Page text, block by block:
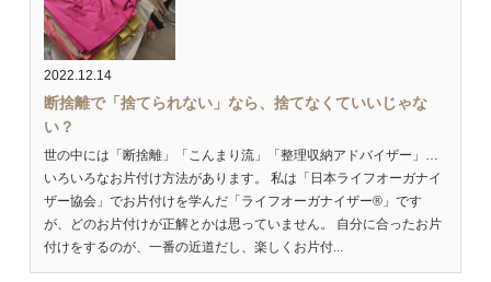
2022.12.14
断捨離で「捨てられない」なら、捨てなくていいじゃな
い？
世の中には「断捨離」「こんまり流」「整理収納アドバイザー」…
いろいろなお片付け方法があります。 私は「日本ライフオーガナイ
ザー協会」でお片付けを学んだ「ライフオーガナイザー®」です
が、どのお片付けが正解とかは思っていません。 自分に合ったお片
付けをするのが、一番の近道だし、楽しくお片付...